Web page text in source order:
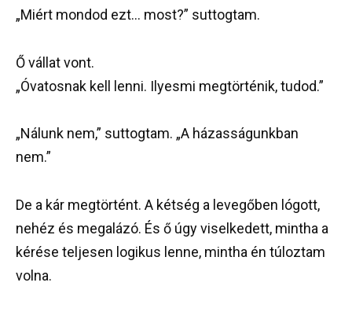
„Miért mondod ezt… most?” suttogtam.
Ő vállat vont.
„Óvatosnak kell lenni. Ilyesmi megtörténik, tudod.”
„Nálunk nem,” suttogtam. „A házasságunkban
nem.”
De a kár megtörtént. A kétség a levegőben lógott,
nehéz és megalázó. És ő úgy viselkedett, mintha a
kérése teljesen logikus lenne, mintha én túloztam
volna.